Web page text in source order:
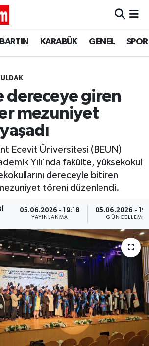
BARTIN KARABÜK GENEL SPOR
dereceye giren
mezuniyet
Ecevit Üniversitesi (BEUN)
Yılı'nda fakülte, yüksekokul
dereceyle bitiren
töreni düzenlendi.
05.06.2026 - 19:18
YAYINLANMA
05.06.2026 -
GÜNCELLEME
Durumu
Haberleri